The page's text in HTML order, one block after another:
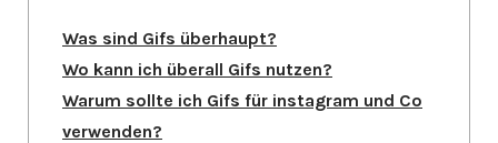
Was sind Gifs überhaupt?
Wo kann ich überall Gifs nutzen?
Warum sollte ich Gifs für instagram und Co
verwenden?